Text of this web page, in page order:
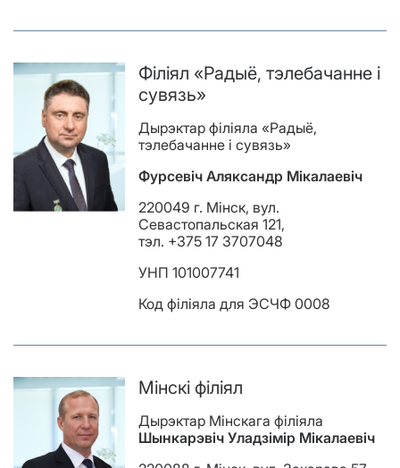
Філіял «Радыё, тэлебачанне і
сувязь»
Дырэктар філіяла «Радыё,
тэлебачанне і сувязь»
Фурсевіч Аляксандр Мікалаевіч
220049 г. Мінск, вул.
Севастопальская 121,
тэл. +375 17 3707048
УНП 101007741
Код філіяла для ЭСЧФ 0008
Мінскі філіял
Дырэктар Мінскага філіяла
Шынкарэвіч Уладзімір Мікалаевіч